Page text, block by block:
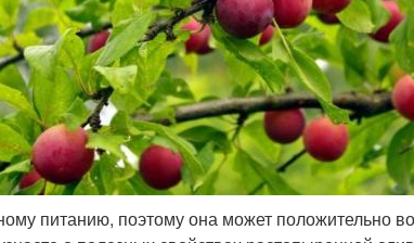
питанию, поэтому она может положительно